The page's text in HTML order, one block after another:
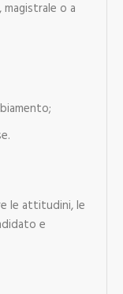
o a
le attitudini, le
e